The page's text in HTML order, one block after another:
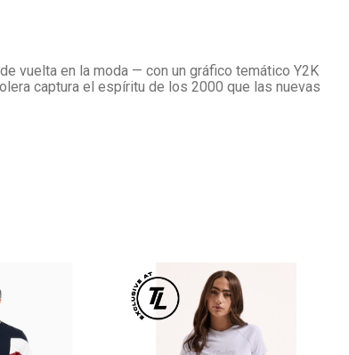
vuelta en la moda — con un gráfico temático Y2K
captura el espíritu de los 2000 que las nuevas